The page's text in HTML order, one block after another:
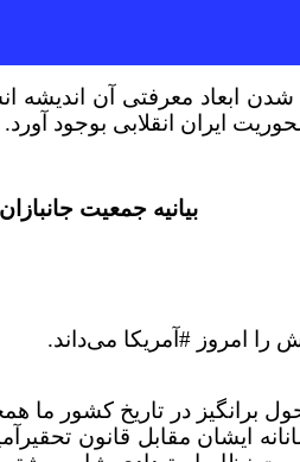
خوزستان
سمنان
فارس
قزوین
13 آبان و غنی شدن ابعاد
ایران انقلابی بوجود آورد.
بیانیه جمعیت جانبازان انقلاب
امروز #آمریکا می‌داند.
ایشان مقابل قانون